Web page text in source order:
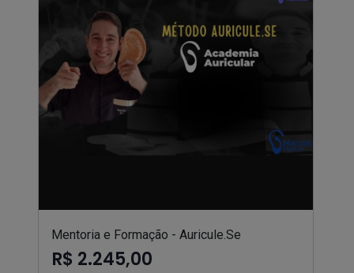
Mentoria e Formação - Auricule.Se
R$ 2.245,00